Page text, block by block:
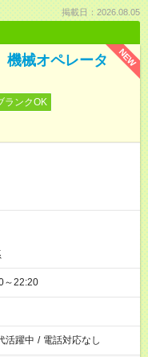
掲載日：2026.08.05
NEW
機械オペレータ
ランクOK
～22:20
活躍中 / 電話対応なし